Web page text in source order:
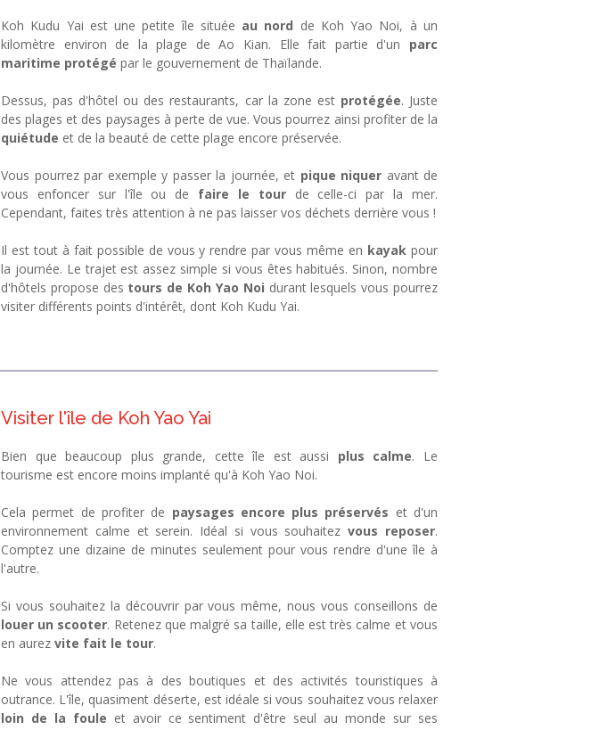
Koh Kudu Yai est une petite île située au nord de Koh Yao Noi, à un
kilomètre environ de la plage de Ao Kian. Elle fait partie d'un parc
maritime protégé par le gouvernement de Thaïlande.
Dessus, pas d'hôtel ou des restaurants, car la zone est protégée. Juste
des plages et des paysages à perte de vue. Vous pourrez ainsi profiter de la
quiétude et de la beauté de cette plage encore préservée.
Vous pourrez par exemple y passer la journée, et pique niquer avant de
vous enfoncer sur l'île ou de faire le tourde celle-ci par la mer.
Cependant, faites très attention à ne pas laisser vos déchets derrière vous !
Il est tout à fait possible de vous y rendre par vous même en kayak pour
la journée. Le trajet est assez simple si vous êtes habitués. Sinon, nombre
d'hôtels propose des tours de Koh Yao Noi durant lesquels vous pourrez
visiter différents points d'intérêt, dont Koh Kudu Yai.
Visiter l'île de Koh Yao Yai
Bien que beaucoup plus grande, cette île est aussi plus calme. Le
tourisme est encore moins implanté qu'à Koh Yao Noi.
Cela permet de profiter de paysages encore plus préservés et d'un
environnement calme et serein. Idéal si vous souhaitezvous reposer.
Comptez une dizaine de minutes seulement pour vous rendre d'une île à
l'autre.
Si vous souhaitez la découvrir par vous même, nous vous conseillons de
louer un scooter. Retenez que malgré sa taille, elle est très calme et vous
en aurez vite fait le tour.
Ne vous attendez pas à des boutiques et des activités touristiques à
outrance. L'île, quasiment déserte, est idéale si vous souhaitez vous relaxer
loin de la foule et avoir ce sentiment d'être seul au monde sur ses